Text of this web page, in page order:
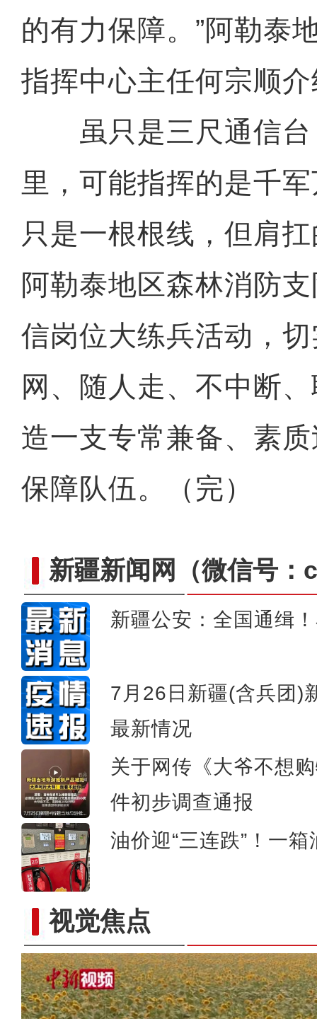
的有力保障。”阿勒泰
指挥中心主任何宗顺
虽只是三尺通信台
里，可能指挥的是千
只是一根根线，但肩
阿勒泰地区森林消防
信岗位大练兵活动，
网、随人走、不中断
造一支专常兼备、素
保障队伍。（完）
新疆新闻网 （微信号
新疆公安：全国通缉
7月26日新疆(含兵团)
最新情况
关于网传《大爷不想
件初步调查通报
油价迎“三连跌”！一
视觉焦点
新疆呼图壁：葡萄喜丰
新疆和田：沙漠里的千亩